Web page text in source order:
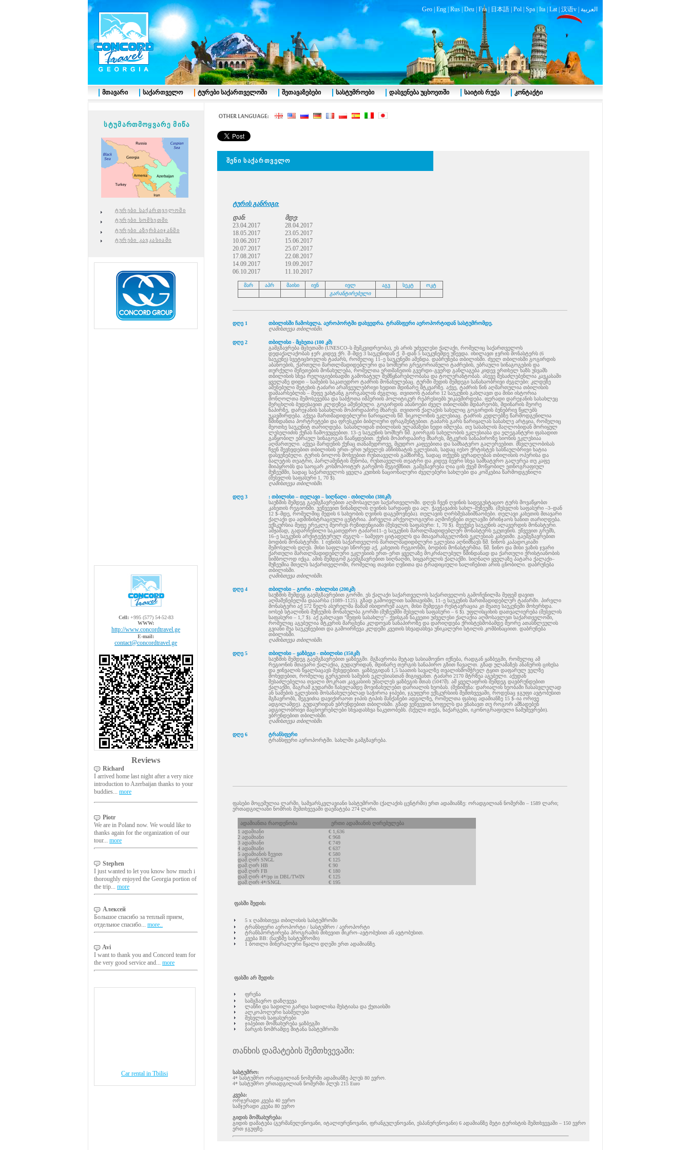
Geo| Eng| Rus| Deu| Fra| 日本語| Pol| Spa| Ita| Lat| 汉语v | العربية
სტუმართმოყვარე მიწა
ტურები საქართველოში
ტურები სომხეთში
ტურები აზერბაიჯანში
ტურები კავკასიაში
Cell:+995 (577) 54-52-83
WWW:
http://www.concordtravel.ge
E-mail:
contact@concordtravel.ge
Reviews
Richard
I arrived home last night after a very nice
introduction to Azerbaijan thanks to your
buddies... more
Piotr
We are in Poland now. We would like to
thanks again for the organization of our
tour... more
Stephen
I just wanted to let you know how much i
thoroughly enjoyed the Georgia portion of
the trip... more
Алексей
Большое спасибо за теплый прием,
отдельное спасибо... more..
Avi
I want to thank you and Concord team for
the very good service and... more
Car rental in Tbilisi
შენი საქართველო
ტურის განრიგი:
დან:
მდე:
23.04.2017
28.04.2017
18.05.2017
23.05.2017
10.06.2017
15.06.2017
20.07.2017
25.07.2017
17.08.2017
22.08.2017
14.09.2017
19.09.2017
06.10.2017
11.10.2017
მარ აპრ მაისი ივნ ივლ აგვ სეკტ
ოკტ
გარანტირებული
დღე 1
თბილისში ჩამოსვლა. აეროპორტში დახვედრა. ტრანსფერი აეროპორტიდან სასტუმრომდე.
ღამისთევა თბილისში.
დღე 2
თბილისი - მცხეთა (100 კმ)
გამგზავრება მცხეთაში (UNESCO–ს მემკვიდრეობა), ეს არის უძველესი ქალაქი, რომელიც საქართველოს
დედაქალაქობას ჯერ კიდევ ქრ. შ–მდე 3 საუკუნიდან ქ. შ–დან 5 საუკუნემდე უწევდა. იხილავთ ჯვრის მონასტერს (6
საუკუნე) სვეტიცხოვლის ტაძარს, რომელიც 11–ე საუკუნეში აშენდა. დაბრუნება თბილისში. ძველ თბილისში გოგირდის
აბანოების, ქართული მართლმადიდებლური და სომხური გრეგორიანული ტაძრების, ებრაული სინაგოგების და
თურქული მეჩეთების მონახულება, რომელთა ერთმანეთის გვერდი–გვერდ განლაგება კიდევ ერთხელ ხაზს უსვამს
თბილისის სხვა რელიგიებისადმი გამოხატულ შემწყნარებლობასა და ტოლერანტობას. ასევე შესაძლებენლია კავკასაში
ყველაზე დიდი – სამების საკათედრო ტაძრის მონახულებაც. ტურში შედის შემდეგი სანახაობრივი ძეგლები: კლდეზე
აშენებული მეტეხის ტაძარი არაჩვეულებრივი ხედით მდინარე მტკვარზე. აქვე, ტაძრის წინ აღმართულია თბილისის
დამაარსებლის – მეფე ვახტანგ გორგასლის ძეგლიც. თვითონ ტაძარი 12 საუკუნის გახლავთ და მისი ისტორია
მონღოლთა შემოსევებსა და საბჭოთა იმპერიის პოლიტიკურ რეპრესიებს უიკავშირდება. ფერადი დარეჯანის სასახლეც
მერცხლის ბუდესავით კლდეზეა აშენებული. გოგირდის აბანოები ძველ თბილისში მდბარეობს, მდინარის მეორე
ნაპირზე, დარეჯანის სასახლის მოპირდაპირე მხარეს. თვითონ ქალაქის სახელიც გოგირდის ბუნებრივ წყლებს
უკავშირდება. აქვეა მართმადიდებლური ნარიყალის წმ. ნიკოლოზის ეკლესიაც. ტაძრის კედლებზე წარმოდგენილია
წმინდანთა პორტრეტები და ფრესკები ბიბლიური ფრაგმენტებით. ტაძარს გარს ნარიყალას სასახლე არტყია, რომელიც
მეოთხე საუკუნიტ თარიღდება. სასახლიდან თბილისის ულამაზესი ხედი იშლება. თუ სასახლის მაღლობიდან მორიყულ
ლესელიძის ქუჩას ჩამოვუყვებით. 13–ე საუკუნის სომხურ წმ. გიორგის სახელობის ეკლესიასა და ელეგანტური ფასადით
გაწყობილ ებრაულ სინაგოგას წააწყდებით. ქუჩის მოპირდაპირე მხარეს, მტკვრის სანაპიროზე სიონის ეკლესიაა
აღმართული. აქვეა შარდენის ქუჩაც თანამედროვე, მყუდრო კაფეებითა და სამხატვრო გალერეებით. მსვლელობისას
ჩვენ შევხვდებით თბილისის ერთ–ერთ უძველეს ანჩისხატის ეკლესიას, სადაც იესო ქრტისტეს სასწაულბრივი ხატია
დასვენებული. ტურის ბოლოს მოხვებით რუსთაველის გამზირზე, სადაც თქვენს ყურადღებას თბილისის ოპერისა და
ბალეტის თეატრი, პარლამენტის შენობა, რუსთაველის თეატრი და კიდევ ბევრი სხვა სამხატვრო გალერეა თუ კაფე
მიიპყრობს და საოცარ კოსმოპოიტურ გარემოს შეგიქმნით. გამგზავრება ღია ცის ქვეშ მოწყობილ ეთნოგრაფიულ
მუზეუმში, სადაც საქართველოს ყველა კუთხის ნაციონალური ძველებური სახლები და კოშკებია წარმოდგენილი
(შესვლის საფასური 1, 70 $).
ღამისთევა თბილისში.
დღე 3
: თბილისი – თელავი – სიღნაღი - თბილისი (380კმ)
საუზმის შემდეგ გაემგზავრებით აღმოსავლეთ საქართველოში. დღეს ჩვენ ღვინის სადეგუსტაციო ტურს მოვაწყობთ
კახეთის რეგიონში. ვეწვევით წინანდლის ღვინის სარდაფს და ალ. ჭავჭავაძის სახლ–მუზეუმს. (შესვლის საფასური –3–დან
12 $–მდე, რომელშიც შედის 6 სახეობის ღვინის დაგემოვნება). თელავის ღირსშესანიშნაობები. თელავი კახეთის მთავარი
ქალაქი და ადმინისტრაციული ცენტრია. პირველი არქეოლოგიური აღმოჩენები თელავში ბრინჯაოს ხანით თარიღდება.
ექსკურსია მეფე ერეკლე მეორეს რეზიდენციაში (შესვლის საფასური: 1, 70 $). მეექვსე საუკუნის ალავერდის მონასტერი.
ამჟამად, გადარჩენილი საკათედრო ტაძარი11–ე საუკუნის მართლმადიდებლურ მონასტერს ეკუთვნის. ეწვევით გრემს,
16–ე საუკუნის არქიტექტურულ ძეგლს – სამეფო ციტადელს და მთავარანგელოზის ეკლესიას კახეთში. გაემგზავრებით
ბოდბის მონასტერში. 1 ივნისს საქართველოს მართლმადიდბლური ეკლესია აღნიშნავს წმ. ნინოს კაპადოკიაში
შემოსვლის დღეს. მისი საფლავი სწორედ აქ, კახეთის რეგიონში, ბოდბის მონასტერშია. წმ. ნინო და მისი ვაზის ჯვარი
ქართული მართლმადიდებლური ეკლესიის ერთ–ერთ ყველაზე მოკრძალებულ წმინდანად და ქართული ქრისტიანობის
სიმბოლოდ იქცა. ამის შემდგომ გაემგზავრებით სიღნაღში, სიყვარულის ქალაქში. სიღნაღი ყველაზე პატარა ქალაქი–
მუზეუმია მთელს საქართველოში, რომელიც თავისი ღვნითა და ტრადიციული ხალიჩებით არის ცნობილი. დაბრუნება
თბილისში.
ღამისთევა თბილისში.
დღე 4
თბილისი – გორი - თბილისი (200კმ)
საუზმის შემდეგ გაემგზავრებით გორში. ეს ქალაქი საქართველოს საქართველოს გამოჩენილმა მეფემ დავით
აღმაშენებელმა დააარსა (1089–1125). გზად გამოივლით სამთავისში, 11–ე საუკუნის მართმადიდებლურ ტაძარში. პირვლი
მონასტერი აქ 572 წელს ასურელმა მამამ ისიდორემ ააგო, მისი შემდეგი რესტავრაცია კი მეათე საუკუნეში მოხერხდა.
იოსებ სტალინის მუზეუმის მონახულბა გორში (მუზეუმში შესვლის საფასური – 6 $). უფლისციხის დათვალიერება (შესვლის
საფასური – 1,7 $). აქ გახლავთ "მეფის სასახლე"– ქვისგან ნაკვეთი უძველესი ქალაქია აღმოსავლეთ საქართველოში,
რომელიც აგებულია მტკვრის მარცხენა კლდოვან სანაპიროზე და დარიღდება ქრისტესშობამდე მეორე ათასწლეულის
გვიანი შუა საუკუნეებით და გამოირჩევა კლდეში კვეთის სხვადასხვა უნიკალური სტილის კომბინაციით. დაბრუნება
თბილისში.
ღამისთევა თბილისში.
დღე 5
თბილისი – ყაზბეგი - თბილისი (350კმ)
საუზმის შემდეგ გაემგზავრებით ყაზბეგში. მგზავრობა მეტად სასიამოვნო იქნება, რადგან ყაზბეგში, რომელიც ამ
რეგიონის მთავარი ქალაქია, გუდაურიდან, მდინარე თერგის სანაპირო გზით ჩავალთ. გზად ულამაზეს ანანურის ციხესა
და ჟინვალის წყალსაცავს შეხვდებით. ყაზბეგიდან 1,5 საათის სავალზე თვალისმომჭრელ ტყით დაფარულ ველზე
მოხვდებით, რომელიც გერგეთის სამების ეკლესიასთან მიგიყვანთ. ტაძარი 2170 მტრზეა აგებული. აქედან
შესაძლებელია თვალი მოკრათ კავკასიის უმაღლეს ყაზბეგის მთას (5047მ). ამ ყველაფრის შემდეგ დავბრუნდებით
ქალაქში, მაგრამ გუდარში ჩასვლამდე მოვინახულებთ დარიალის ხეობას. (შენიშვნა: დარიალის ხეობაში ჩასასვლელად
ან სამების ეკლესიის მოსანახულებლად საჭიროა ჯიპები, ჯგუფური ექსკურსიის შემთხვევაში, როდესაც ჯგუფი ავტობუსით
მგზავრობს, შეგვიძია დავიქირაოთ ჯიპის ტიპის მანქანები ადგილზე, რომელთა ფასიც ადამიანზე 15 $–ია ორივე
ადგილამდე). გუდაურიდან ვბრუნდებით თბილისში. გზად ვეწვევით სოფელს და ვნახავთ თუ როგორ ამზადებენ
ადგილობრივი მაცხოვრებლები სხვადასხვა ნაკეთობებს. (სქელი თექა, ნაქარგები, იკონოგრაფიული ნამუშევრები).
ვბრუნდებით თბილისში.
ღამისთევა თბილისში.
დღე 6
ტრანსფერი
ტრანსფერი აეროპორტში. სახლში გამგზავრება.
ფასები მოცემულია ლარში, სამვარსკვლავიანი სასტუმროში (ქალაქის ცენტრში) ერთ ადამიანზე: ორადგილიან ნომერში – 1589 ლარი;
ერთადგილიანი ნომრის შემთხვევაში დაემატება 274 ლარი.
ადამიანთა რაოდენობა
ერთი ადამიანის ღირებულება
1 ადამიანი
€ 1,636
2 ადამიანი
€ 968
3 ადამიანი
€ 749
4 ადამიანი
€ 637
5 ადამიანის ზევით
€ 580
დამ.ღირ SNGL
€ 125
დამ.ღირ HB
€ 90
დამ.ღირ FB
€ 180
დამ.ღირ 4*/pp in DBL/TWIN
€ 125
დამ.ღირ 4*/SNGL
€ 195
ფასში შედის:
5 x ღამისთევა თბილისის სასტუმროში
ტრანსფერი აეროპორტი / სასტუმრო / აეროპორტი
ტრანსპორტირება პროგრამის მიხევით მიკრო–ავტობუსით ან ავტობუსით.
კვება BB: (საუზმე სასტუმროში)
1 ბოთლი მინერალური წყალი დღეში ერთ ადამიანზე.
ფასში არ შედის:
ფრენა
სამგზავრო დაზღვევა
ლანჩი და სადილი გარდა სადილისა მესტიასა და ქუთაისში
ალკოჰოლური სასმელები
შესვლის საფასურები
ჯიპებით მომსახურება ყაზბეგში
ბარგის ნომრამდე მიტანა სასტუმროში
თანხის დამატების შემთხვევაში:
სასტუმრო:
4* სასტუმრო ორადგილიან ნომერში ადამიანზე პლუს 80 ევრო.
4* სასტუმრო ერთადგილიან ნომერში პლუს 215 Euro
კვება:
ორჯერადი კვება 40 ევრო
სამჯერადი კვება 80 ევრო
გიდის მომსახურება:
გიდის დამატება (გერმანულენოვანი, იტალიურენოვანი, ფრანგულენოვანი, ესპანურენოვანი) 6 ადამიანზე მეტი ტურისტის შემთხვევაში – 150 ევრო
ერთ ჯგუფზე.
მთავარი საქართველო ტურები საქართველოში შეთავაზებები სასტუმროები დასვენება უცხოეთში საიტის რუქა კონტაქტი